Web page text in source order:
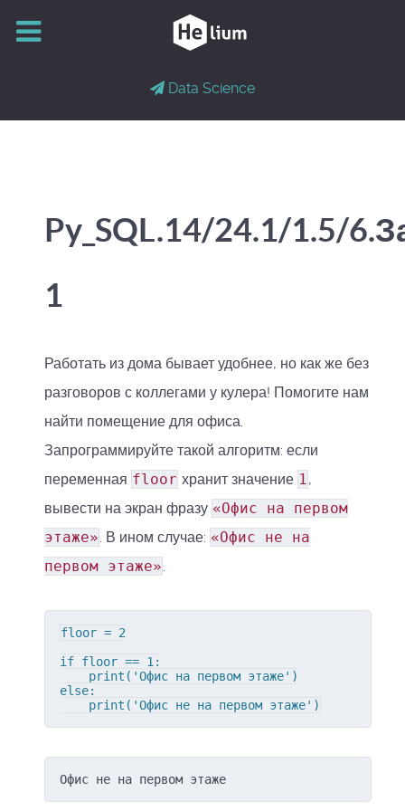
Data Science
Py_SQL.14/24.1/1.5/
1
Работать из дома бывает удобнее, но как же без
разговоров с коллегами у кулера! Помогите нам
найти помещение для офиса.
Запрограммируйте такой алгоритм: если
переменная floor хранит значение 1,
вывести на экран фразу «Офис на первом
этаже». В ином случае: «Офис не на
первом этаже».
floor = 2
if floor == 1:
    print('Офис на первом этаже')
else:
    print('Офис не на первом этаже')
Офис не на первом этаже